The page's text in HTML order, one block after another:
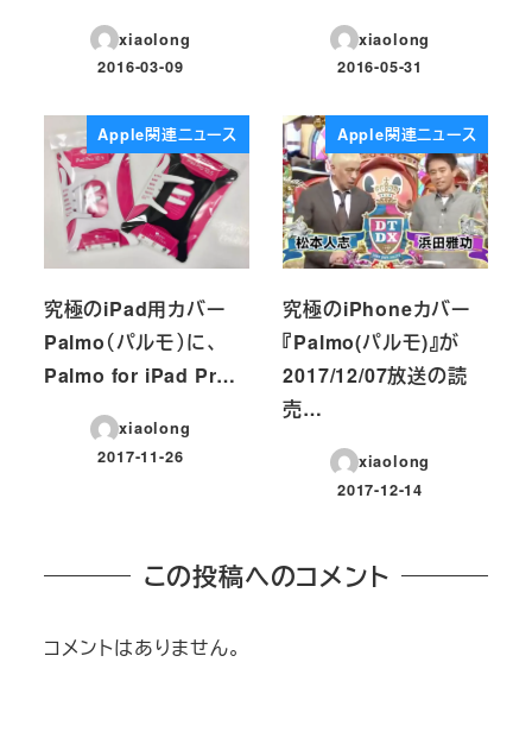
xiaolong
投稿日
2016-03-09
xiaolong
投稿日
2016-05-31
Apple関連ニュース
究極のiPad用カバー
Palmo（パルモ）に、
Palmo for iPad Pr…
xiaolong
投稿日
2017-11-26
Apple関連ニュース
究極のiPhoneカバー
『Palmo(パルモ)』が
2017/12/07放送の読
売…
xiaolong
投稿日
2017-12-14
この投稿へのコメント
コメントはありません。